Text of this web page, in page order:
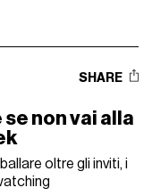
SHARE
non vai alla
oltre gli inviti, i